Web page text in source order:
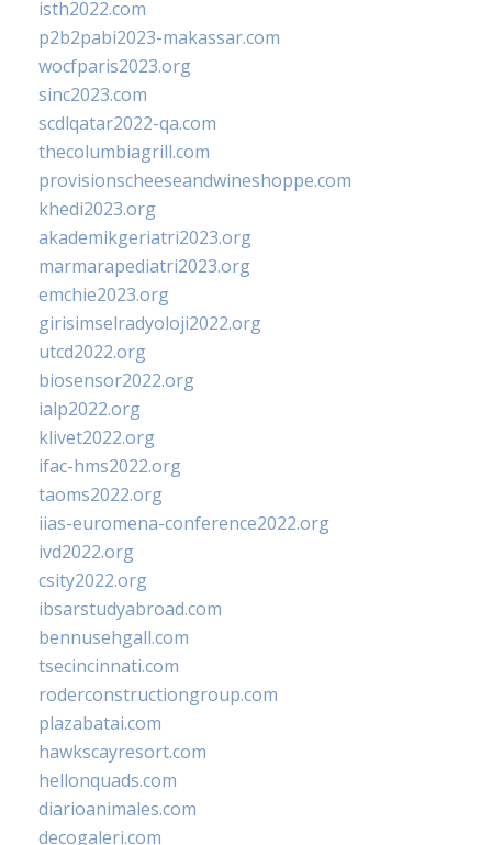
isth2022.com
p2b2pabi2023-makassar.com
wocfparis2023.org
sinc2023.com
scdlqatar2022-qa.com
thecolumbiagrill.com
provisionscheeseandwineshoppe.com
khedi2023.org
akademikgeriatri2023.org
marmarapediatri2023.org
emchie2023.org
girisimselradyoloji2022.org
utcd2022.org
biosensor2022.org
ialp2022.org
klivet2022.org
ifac-hms2022.org
taoms2022.org
iias-euromena-conference2022.org
ivd2022.org
csity2022.org
ibsarstudyabroad.com
bennusehgall.com
tsecincinnati.com
roderconstructiongroup.com
plazabatai.com
hawkscayresort.com
hellonquads.com
diarioanimales.com
decogaleri.com